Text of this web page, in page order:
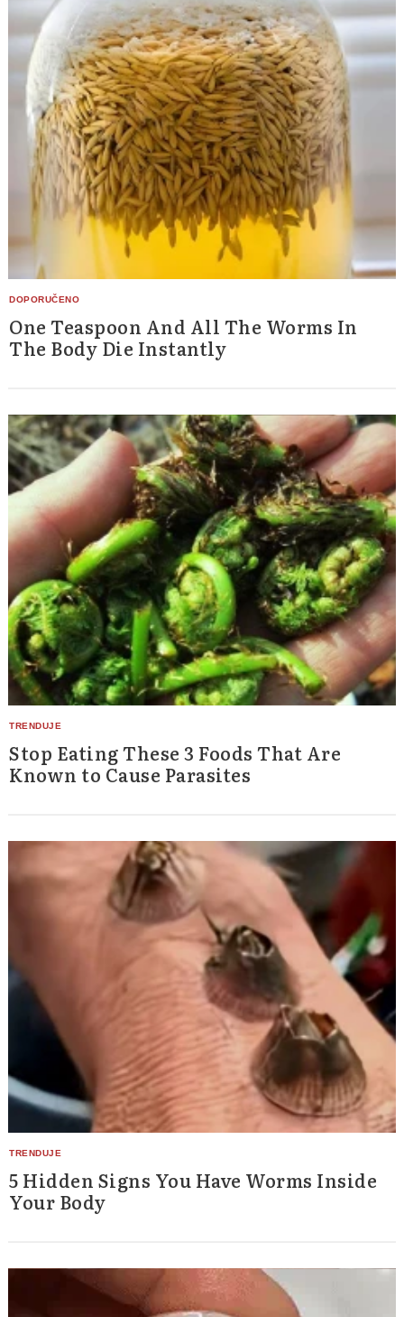
One Teaspoon And All The Worms In
The Body Die Instantly
Stop Eating These 3 Foods That Are
Known to Cause Parasites
5 Hidden Signs You Have Worms Inside
Your Body